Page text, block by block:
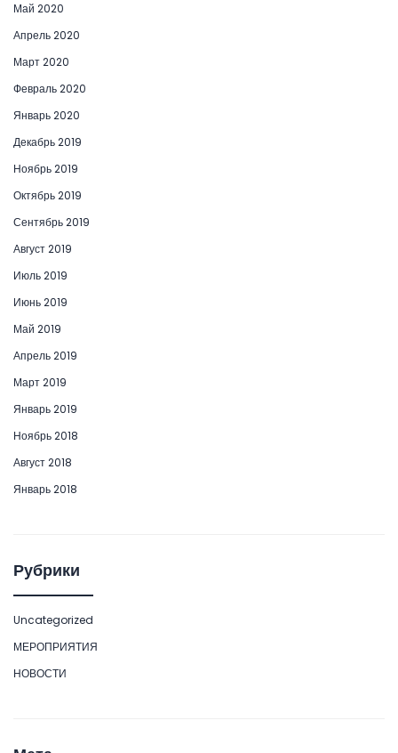
Май 2020
Апрель 2020
Март 2020
Февраль 2020
Январь 2020
Декабрь 2019
Ноябрь 2019
Октябрь 2019
Сентябрь 2019
Август 2019
Июль 2019
Июнь 2019
Май 2019
Апрель 2019
Март 2019
Январь 2019
Ноябрь 2018
Август 2018
Январь 2018
Рубрики
Uncategorized
МЕРОПРИЯТИЯ
НОВОСТИ